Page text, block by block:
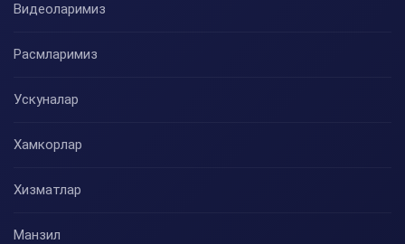
Видеоларимиз
Расмларимиз
Ускуналар
Хамкорлар
Хизматлар
Манзил